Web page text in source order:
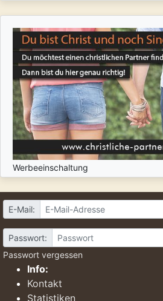
Werbeeinschaltung
E-Mail:
Passwort:
Passwort vergessen
Info:
Kontakt
Statistiken